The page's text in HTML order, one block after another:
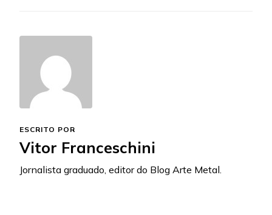
ESCRITO POR
Vitor Franceschini
Jornalista graduado, editor do Blog Arte Metal.